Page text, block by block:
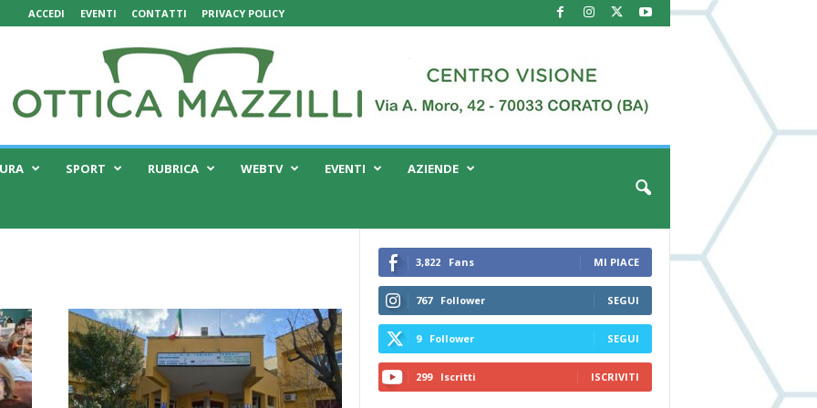
ACCEDI EVENTI CONTATTI PRIVACY POLICY
SPORT RUBRICA WEBTV EVENTI AZIENDE
3,822 Fans MI PIACE
767 Follower SEGUI
9 Follower SEGUI
299 Iscritti ISCRIVITI